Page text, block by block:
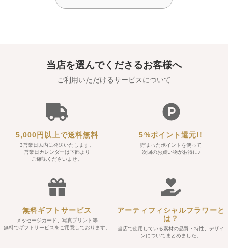
当店を選んでくださるお客様へ
ご利用いただけるサービスについて
5,000円以上で送料無料
3営業日以内に発送いたします。
営業日カレンダーは下部より
ご確認くださいませ。
5%ポイント還元!!
貯まったポイントを使って
次回のお買い物がお得に♪
無料ギフトサービス
メッセージカード、写真プリント等
無料でギフトサービスをご用意しております。
アーティフィシャルフラワーと
は？
当店で使用している素材の品質・特性、デザイ
ンについてまとめました。